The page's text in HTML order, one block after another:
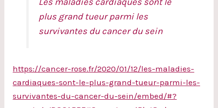
plus grand tueur parmi les
survivantes du cancer du sein
https://cancer-rose.fr/2020/01/12/les-maladies-
cardiaques-sont-le-plus-grand-tueur-parmi-les-
survivantes-du-cancer-du-sein/embed/#?